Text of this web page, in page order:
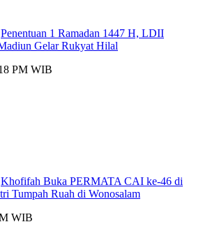
Penentuan 1 Ramadan 1447 H, LDII
Gelar Rukyat Hilal
PM WIB
Khofifah Buka PERMATA CAI ke-46 di
Tumpah Ruah di Wonosalam
WIB